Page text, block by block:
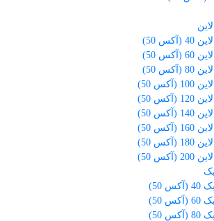
50)
50)
50)
50)
50)
50)
50)
50)
50)
50)
50)
50)